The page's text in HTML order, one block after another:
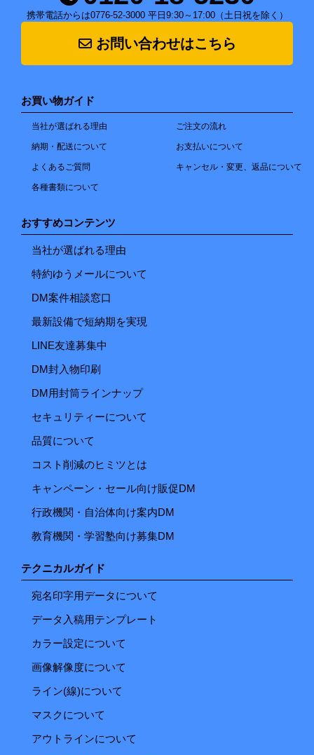
携帯電話からは0776-52-3000 平日9:30～17:00（土日祝を除く）
お問い合わせはこちら
お買い物ガイド
当社が選ばれる理由 ご注文の流れ
納期・配送について お支払いについて
よくあるご質問 キャンセル・変更、返品について
各種書類について
おすすめコンテンツ
当社が選ばれる理由
特約ゆうメールについて
DM案件相談窓口
最新設備で短納期を実現
LINE友達募集中
DM封入物印刷
DM用封筒ラインナップ
セキュリティーについて
品質について
コスト削減のヒミツとは
キャンペーン・セール向け販促DM
行政機関・自治体向け案内DM
教育機関・学習塾向け募集DM
テクニカルガイド
宛名印字用データについて
データ入稿用テンプレート
カラー設定について
画像解像度について
ライン(線)について
マスクについて
アウトラインについて